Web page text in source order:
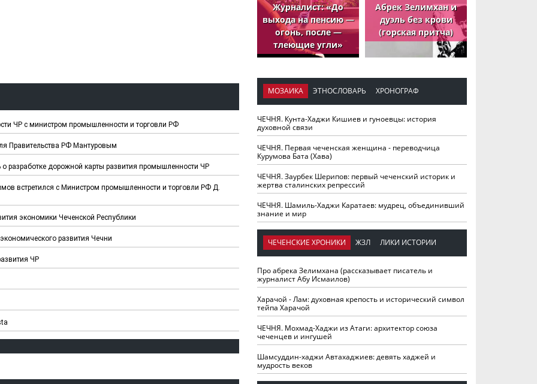
ЧР с министром промышленности и торговли РФ
Правительства РФ Мантуровым
дорожной карты развития промышленности ЧР
встретился с Министром промышленности и торговли РФ Д.
экономики Чеченской Республики
развития Чечни
ЧР
Журналист: «До
выхода на пенсию —
огонь, после —
тлеющие угли»
Абрек Зелимхан и
дуэль без крови
(горская притча)
МОЗАИКА ЭТНОСЛОВАРЬ ХРОНОГРАФ
ЧЕЧНЯ. Кунта-Хаджи Кишиев и гуноевцы: история
духовной связи
ЧЕЧНЯ. Первая чеченская женщина - переводчица
Курумова Бата (Хава)
ЧЕЧНЯ. Заурбек Шерипов: первый чеченский историк и
жертва сталинских репрессий
ЧЕЧНЯ. Шамиль-Хаджи Каратаев: мудрец, объединивший
знание и мир
ЧЕЧЕНСКИЕ ХРОНИКИ ЖЗЛ ЛИКИ ИСТОРИИ
Про абрека Зелимхана (рассказывает писатель и
журналист Абу Исмаилов)
Харачой - Лам: духовная крепость и исторический символ
тейпа Харачой
ЧЕЧНЯ. Мохмад-Хаджи из Атаги: архитектор союза
чеченцев и ингушей
Шамсуддин-хаджи Автахаджиев: девять хаджей и
мудрость веков